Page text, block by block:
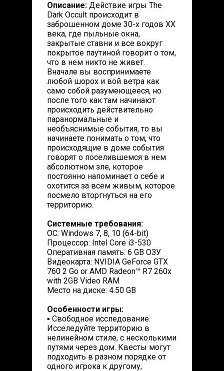
Описание: Действие игры The
Dark Occult происходит в
заброшенном доме 30-х годов XX
века, где пыльные окна,
закрытые ставни и все вокруг
покрытое паутиной говорит о том,
что в нем никто не живет.
Вначале вы воспринимаете
любой шорох и вой ветра как
само собой разумеющееся, но
после того как там начинают
происходить действительно
паранормальные и
необъяснимые события, то вы
начинаете понимать о том, что
происходящие в доме события
говорят о поселившемся в нем
абсолютном зле, которое
постоянно напоминает о себе и
охотится за всем живым, которое
посмело вторгнуться на его
территорию.
Системные требования:
ОС: Windows 7, 8, 10 (64-bit)
Процессор: Intel Core i3-530
Оперативная память: 6 GB ОЗУ
Видеокарта: NVIDIA GeForce GTX
760 2 Go or AMD Radeon™ R7 260x
with 2GB Video RAM
Место на диске: 4.50 GB
Особенности игры:
▪ Свободное исследование.
Исселедуйте территорию в
нелинейном стиле, с несколькими
путями через дом. Квесты могут
подходить в разном порядке от
одного игрока к другому,